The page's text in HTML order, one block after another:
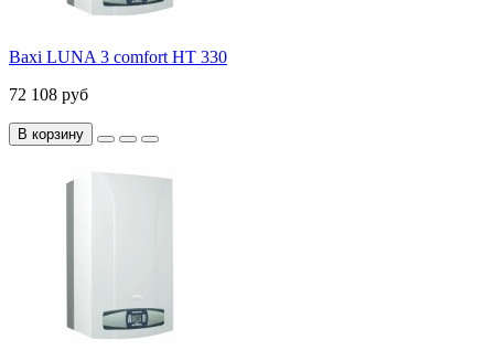
Baxi LUNA 3 comfort HT 330
72 108 руб
В корзину